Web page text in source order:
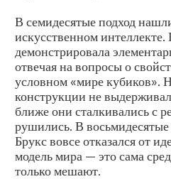
В семидесятые подход
искусственном
демонстрировала
отвечая на вопросы о
условном «мире кубиков».
конструкции не
ближе они сталкивались с
рушились. В
Брукс вовсе отказался от
модель мира — это сама
только мешают.